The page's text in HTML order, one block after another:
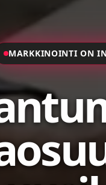
MARKKINOINTI ON